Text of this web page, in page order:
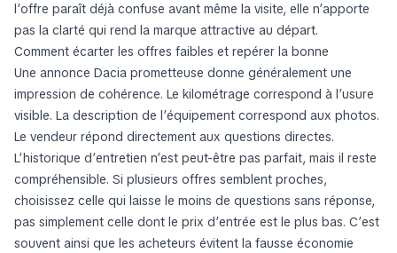
l’offre paraît déjà confuse avant même la visite, elle n’apporte
pas la clarté qui rend la marque attractive au départ.
Comment écarter les offres faibles et repérer la bonne
Une annonce Dacia prometteuse donne généralement une
impression de cohérence. Le kilométrage correspond à l’usure
visible. La description de l’équipement correspond aux photos.
Le vendeur répond directement aux questions directes.
L’historique d’entretien n’est peut-être pas parfait, mais il reste
compréhensible. Si plusieurs offres semblent proches,
choisissez celle qui laisse le moins de questions sans réponse,
pas simplement celle dont le prix d’entrée est le plus bas. C’est
souvent ainsi que les acheteurs évitent la fausse économie